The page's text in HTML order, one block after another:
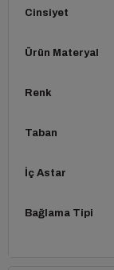
Cinsiyet
Ürün Materyal
Renk
Taban
İç Astar
Bağlama Tipi